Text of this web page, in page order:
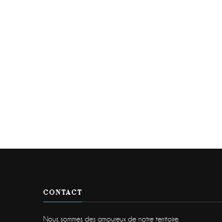
CONTACT
Nous sommes des amoureux de notre territoire.